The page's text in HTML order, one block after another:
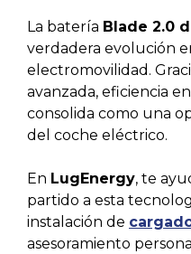
La batería Blade 2.0
verdadera evolución
electromovilidad.
avanzada, eficiencia
consolida como una
del coche eléctrico.
En LugEnergy, te
partido a esta
instalación de
asesoramiento